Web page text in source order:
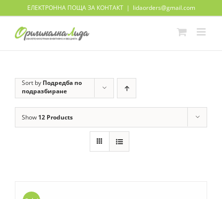
ЕЛЕКТРОННА ПОЩА ЗА КОНТАКТ | lidaorders@gmail.com
Sort by Подредба по
подразбиране
Show 12 Products